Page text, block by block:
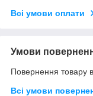
Всі умови оплати
Умови
Повернення товару
Всі умови